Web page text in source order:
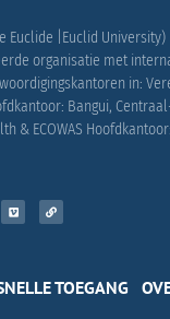
Euclide |Euclid University)
organisatie met
in:
Bangui,
& ECOWAS
TOEGANG